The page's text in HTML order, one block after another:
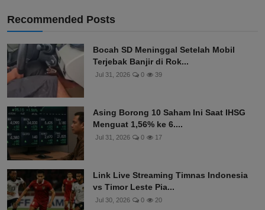
Recommended Posts
Bocah SD Meninggal Setelah Mobil
Terjebak Banjir di Rok...
Jul 31, 2026 0 39
Asing Borong 10 Saham Ini Saat IHSG
Menguat 1,56% ke 6....
Jul 31, 2026 0 17
Link Live Streaming Timnas Indonesia
vs Timor Leste Pia...
Jul 30, 2026 0 20